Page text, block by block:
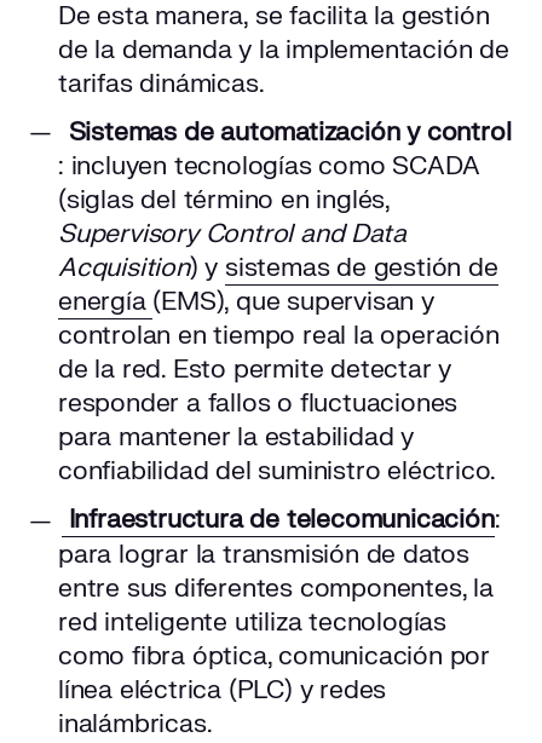
De esta manera, se facilita la gestión
de la demanda y la implementación de
tarifas dinámicas.
Sistemas de automatización y control
: incluyen tecnologías como SCADA
(siglas del término en inglés,
Supervisory Control and Data
Acquisition) y sistemas de gestión de
energía (EMS), que supervisan y
controlan en tiempo real la operación
de la red. Esto permite detectar y
responder a fallos o fluctuaciones
para mantener la estabilidad y
confiabilidad del suministro eléctrico.
Infraestructura de telecomunicación:
para lograr la transmisión de datos
entre sus diferentes componentes, la
red inteligente utiliza tecnologías
como fibra óptica, comunicación por
línea eléctrica (PLC) y redes
inalámbricas.